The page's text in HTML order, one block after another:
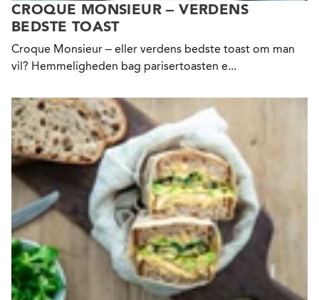
CROQUE MONSIEUR – VERDENS
BEDSTE TOAST
Croque Monsieur – eller verdens bedste toast om man
vil? Hemmeligheden bag parisertoasten e...